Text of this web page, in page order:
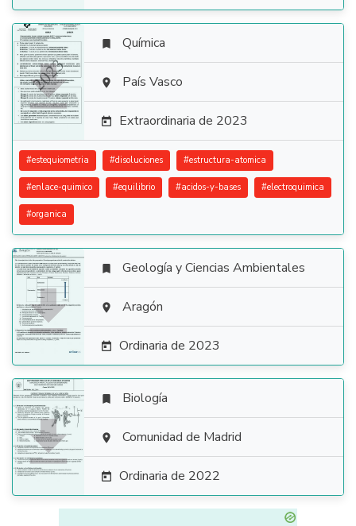

 Química
 País Vasco
 Extraordinaria de 2023
#estequiometria #disoluciones #estructura-atomica
#enlace-quimico #equilibrio #acidos-y-bases #electroquimica
#organica

 Geología y Ciencias Ambientales
 Aragón
 Ordinaria de 2023

 Biología
 Comunidad de Madrid
 Ordinaria de 2022